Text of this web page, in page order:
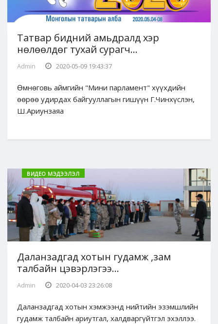
Татвар бидний амьдралд хэр
нөлөөлдөг тухай сурагч...
Admin 2020-05-09 19:43:37
Өмнөговь аймгийн "Мини парламент" хүүхдийн
өөрөө удирдах байгууллагын гишүүн Г.Чинхүслэн,
Ш.Ариунзаяа
ВИДЕО МЭДЭЭЛЭЛ
Даланзадгад хотын гудамж ,зам
талбайн цэвэрлэгээ...
Admin 2020-04-03 23:26:08
Даланзадгад хотын хэмжээнд нийтийн эзэмшлийн
гудамж талбайн ариутгал, халдваргүйтгэл эхэллээ.